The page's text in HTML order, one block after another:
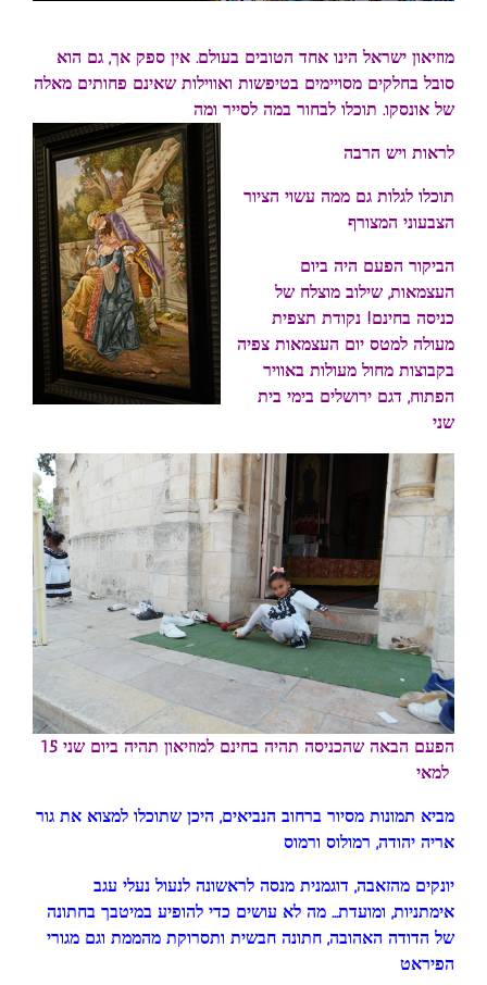
מוזיאון ישראל הינו אחד הטובים בעולם. אין ספק אך, גם הוא
סובל בחלקים מסויימים בטיפשות ואווילות שאינם פחותים מאלה
של אונסקו. תוכלו לבחור במה לסייר ומה
לראות ויש הרבה
תוכלו לגלות גם ממה עשוי הציור
הצבעוני המצורף
הביקור הפעם היה ביום
העצמאות, שילוב מוצלח של
כניסה בחינם! נקודת תצפית
מעולה למטס יום העצמאות צפיה
בקבוצות מחול מעולות באוויר
הפתוח, דגם ירושלים בימי בית
שני
הפעם הבאה שהכניסה תהיה בחינם למוזיאון תהיה ביום שני 15
מביא תמונות מסיור ברחוב הנביאים, היכן שתוכלו למצוא את גור
אריה יהודה, רמולוס ורמוס
יונקים מהזאבה, דוגמנית מנסה לראשונה לנעול נעלי עגב
אימתניות, ומועדת… מה לא עושים כדי להופיע במיטבך בחתונה
של הדודה האהובה, חתונה חבשית ותסרוקת מהממת וגם מגורי
הפיראט